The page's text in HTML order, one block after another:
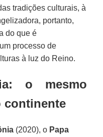
tradições culturais, à
portanto,
do que é
processo de
à luz do Reino.
o mesmo
continente
(2020), o Papa